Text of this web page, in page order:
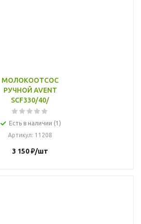
МОЛОКООТСОС
РУЧНОЙ AVENT
SCF330/40/
Есть в наличии (1)
Артикул: 11208
3 150₽/шт